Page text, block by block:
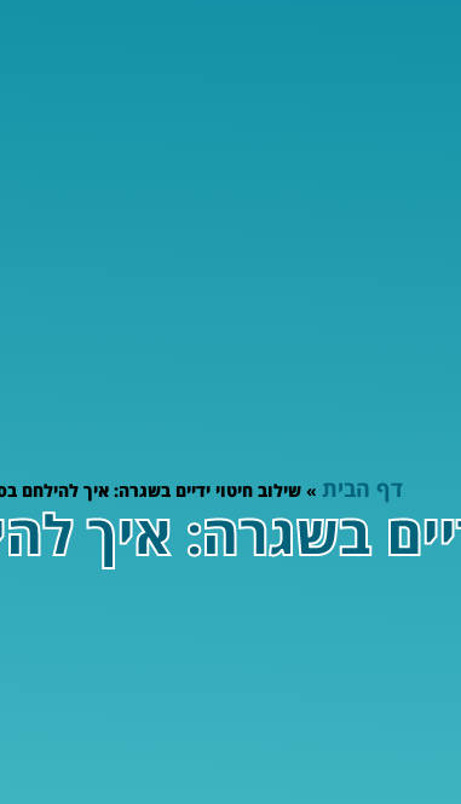
דף הבית »שילוב חיטוי ידיים בשגרה: איך להילחם
בשגרה: איך